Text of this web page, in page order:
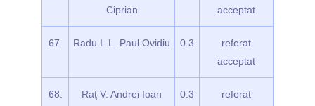
Ciprian
acceptat
67. Radu I. L. Paul Ovidiu 0.3
referat
acceptat
68. Raţ V. Andrei Ioan 0.3
referat